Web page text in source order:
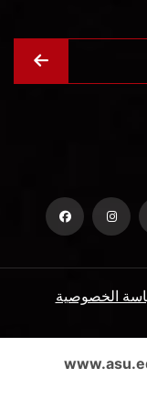
الخصوصية
الشائعة